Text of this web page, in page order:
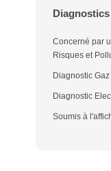
Diagnostics
Concerné par
Risques et
Diagnostic Gaz
Diagnostic
Soumis à